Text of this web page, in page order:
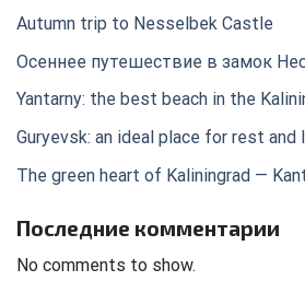
Autumn trip to Nesselbek Castle
Осеннее путешествие в замок
Yantarny: the best beach in the
Guryevsk: an ideal place for rest and
The green heart of Kaliningrad —
Последние комментарии
No comments to show.